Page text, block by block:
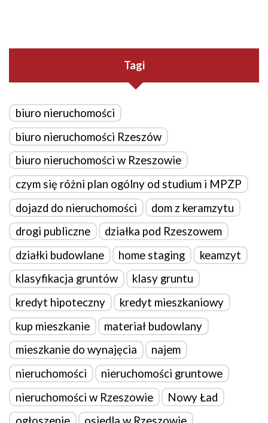
Tagi
biuro nieruchomości
biuro nieruchomości Rzeszów
biuro nieruchomości w Rzeszowie
czym się różni plan ogólny od studium i MPZP
dojazd do nieruchomości
dom z keramzytu
drogi publiczne
działka pod Rzeszowem
działki budowlane
home staging
keamzyt
klasyfikacja gruntów
klasy gruntu
kredyt hipoteczny
kredyt mieszkaniowy
kup mieszkanie
materiał budowlany
mieszkanie do wynajęcia
najem
nieruchomości
nieruchomości gruntowe
nieruchomości w Rzeszowie
Nowy Ład